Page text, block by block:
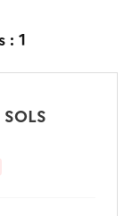
: 1